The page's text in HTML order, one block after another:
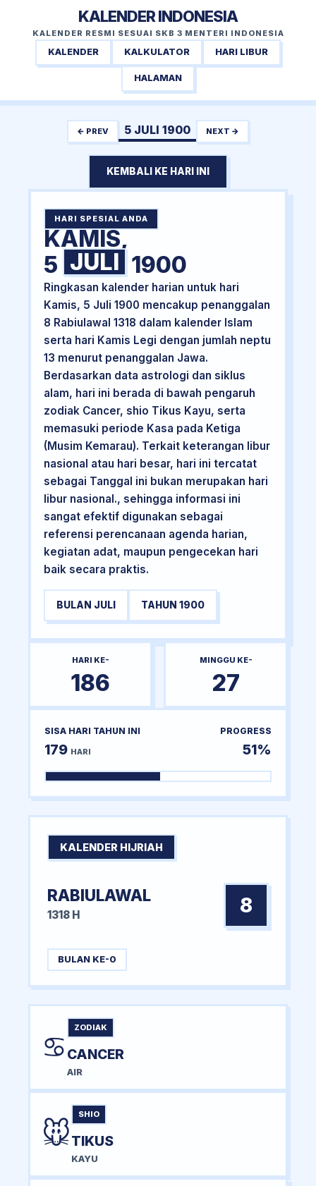
KALENDER INDONESIA
KALENDER RESMI SESUAI SKB 3 MENTERI INDONESIA
KALENDER KALKULATOR HARI LIBUR
HALAMAN
← PREV 5 JULI 1900 NEXT →
KEMBALI KE HARI INI
HARI SPESIAL ANDA
KAMIS,
5 JULI 1900
Ringkasan kalender harian untuk hari
Kamis, 5 Juli 1900 mencakup penanggalan
8 Rabiulawal 1318 dalam kalender Islam
serta hari Kamis Legi dengan jumlah neptu
13 menurut penanggalan Jawa.
Berdasarkan data astrologi dan siklus
alam, hari ini berada di bawah pengaruh
zodiak Cancer, shio Tikus Kayu, serta
memasuki periode Kasa pada Ketiga
(Musim Kemarau). Terkait keterangan libur
nasional atau hari besar, hari ini tercatat
sebagai Tanggal ini bukan merupakan hari
libur nasional., sehingga informasi ini
sangat efektif digunakan sebagai
referensi perencanaan agenda harian,
kegiatan adat, maupun pengecekan hari
baik secara praktis.
BULAN JULI TAHUN 1900
HARI KE-
186
MINGGU KE-
27
SISA HARI TAHUN INI
179 HARI
PROGRESS
51%
KALENDER HIJRIAH
RABIULAWAL
1318 H 8
BULAN KE-0
♋
ZODIAK
CANCER
AIR
🐭
SHIO
TIKUS
KAYU